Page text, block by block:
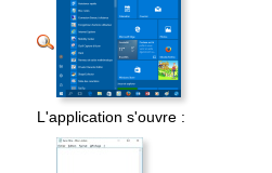
L'application s'ouvre :